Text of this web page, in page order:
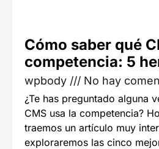
Cómo saber qué
competencia: 5
wpbody No hay
¿Te has preguntado alguna
CMS usa la competencia?
traemos un artículo muy
exploraremos las cinco